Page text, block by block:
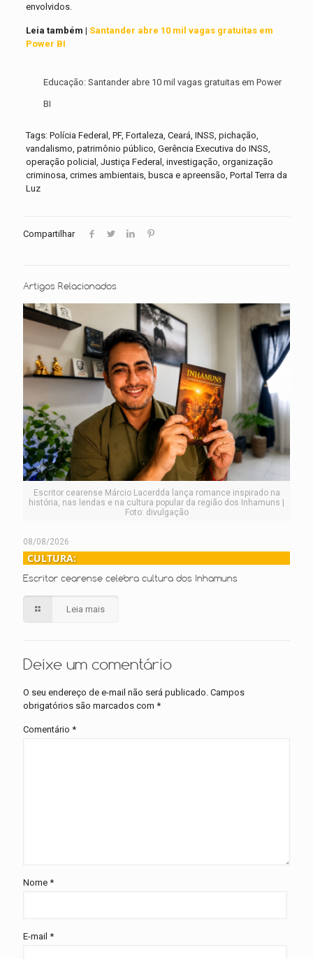
envolvidos.
Leia também | Santander abre 10 mil vagas gratuitas em
Power BI
Educação: Santander abre 10 mil vagas gratuitas em Power
BI
Tags: Polícia Federal, PF, Fortaleza, Ceará, INSS, pichação,
vandalismo, patrimônio público, Gerência Executiva do INSS,
operação policial, Justiça Federal, investigação, organização
criminosa, crimes ambientais, busca e apreensão, Portal Terra da
Luz
Compartilhar
Artigos Relacionados
Escritor cearense Márcio Lacerdda lança romance inspirado na
história, nas lendas e na cultura popular da região dos Inhamuns |
Foto: divulgação
08/08/2026
CULTURA:
Escritor cearense celebra cultura dos Inhamuns
Leia mais
Deixe um comentário
O seu endereço de e-mail não será publicado. Campos
obrigatórios são marcados com *
Comentário *
Nome *
E-mail *